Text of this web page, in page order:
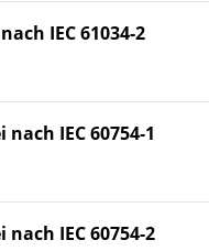
IEC 61034-2
IEC 60754-1
IEC 60754-2